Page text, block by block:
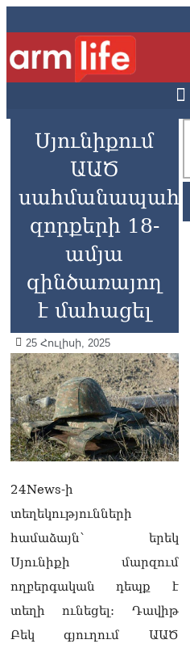
Սյունիքում
ԱԱԾ
սահմանապահ
զորքերի 18-
ամյա
զինծառայող
է մահացել
25 Հուլիսի, 2025
24News-ի
տեղեկությունների
համաձայն` երեկ
Սյունիքի մարզում
ողբերգական դեպք է
տեղի ունեցել: Դավիթ
Բեկ գյուղում ԱԱԾ